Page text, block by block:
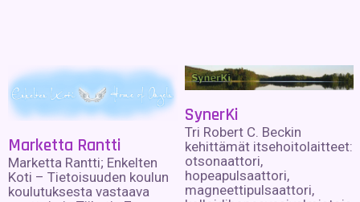
Marketta Rantti
Marketta Rantti; Enkelten
Koti – Tietoisuuden koulun
koulutuksesta vastaava
SynerKi
Tri Robert C. Beckin
kehittämät itsehoitolaitteet:
otsonaattori,
hopeapulsaattori,
magneettipulsaattori,